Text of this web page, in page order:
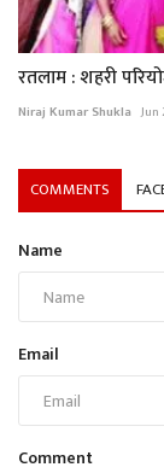
रतलाम : शहरी
Niraj Kumar Shukla Jun
COMMENTS
Name
Email
Comment